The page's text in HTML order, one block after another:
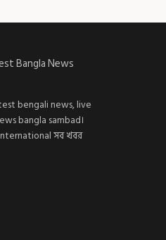
bengali news, live
bangla sambad।
সব খবর